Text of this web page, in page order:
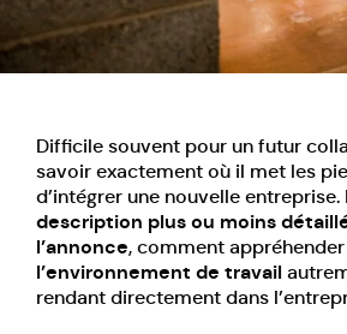
Difficile souvent pour un futur
savoir exactement où il met les
d’intégrer une nouvelle entreprise.
description plus ou moins
l’annonce, comment
l’environnement de travail
rendant directement dans